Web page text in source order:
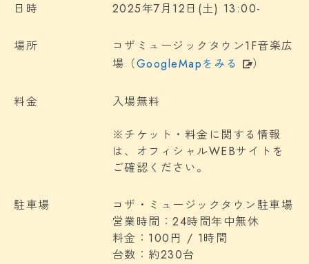
日時 2025年7月12日(土) 13:00-
場所
コザミュージックタウン1F音楽広
場（GoogleMapをみる ）
料金 入場無料
※チケット・料金に関する情報
は、オフィシャルWEBサイトを
ご確認ください。
駐車場
コザ・ミュージックタウン駐車場
営業時間：24時間年中無休
料金：100円 / 1時間
台数：約230台